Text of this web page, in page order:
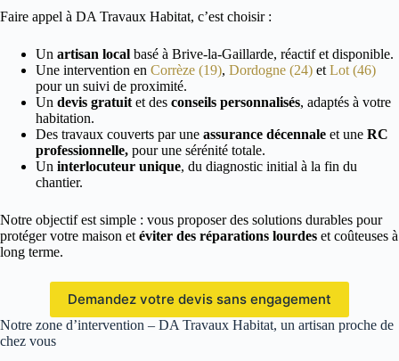
Faire appel à DA Travaux Habitat, c’est choisir :
Un artisan local basé à Brive-la-Gaillarde, réactif et disponible.
Une intervention en Corrèze (19), Dordogne (24) et Lot (46)
pour un suivi de proximité.
Un devis gratuit et des conseils personnalisés, adaptés à votre
habitation.
Des travaux couverts par une assurance décennale et une RC
professionnelle, pour une sérénité totale.
Un interlocuteur unique, du diagnostic initial à la fin du
chantier.
Notre objectif est simple : vous proposer des solutions durables pour
protéger votre maison et éviter des réparations lourdes et coûteuses à
long terme.
Demandez votre devis sans engagement
Notre zone d’intervention – DA Travaux Habitat, un artisan proche de
chez vous